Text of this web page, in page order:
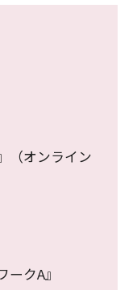
（オンライン
ークA』